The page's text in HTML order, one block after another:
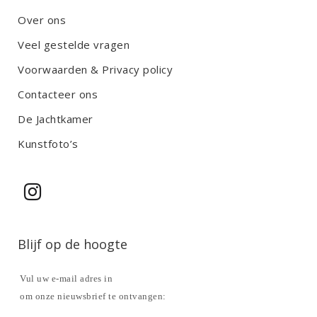
Over ons
Veel gestelde vragen
Voorwaarden & Privacy policy
Contacteer ons
De Jachtkamer
Kunstfoto’s
Blijf op de hoogte
Vul uw e-mail adres in
om onze nieuwsbrief te ontvangen: